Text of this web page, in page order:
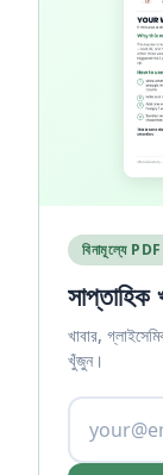
বিনামূল্যে
সাপ্তাহিক
খাবার,
খুঁজুন।